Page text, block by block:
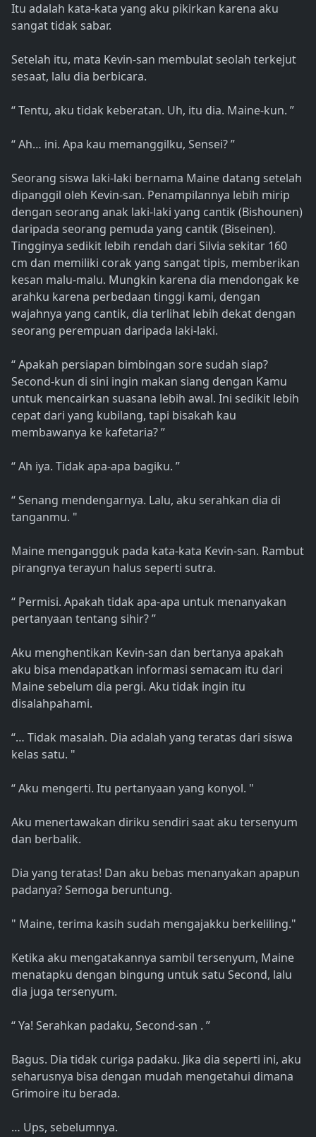
Itu adalah kata-kata yang aku pikirkan karena aku
sangat tidak sabar.
Setelah itu, mata Kevin-san membulat seolah terkejut
sesaat, lalu dia berbicara.
“ Tentu, aku tidak keberatan. Uh, itu dia. Maine-kun. ”
“ Ah… ini. Apa kau memanggilku, Sensei? ”
Seorang siswa laki-laki bernama Maine datang setelah
dipanggil oleh Kevin-san. Penampilannya lebih mirip
dengan seorang anak laki-laki yang cantik (Bishounen)
daripada seorang pemuda yang cantik (Biseinen).
Tingginya sedikit lebih rendah dari Silvia sekitar 160
cm dan memiliki corak yang sangat tipis, memberikan
kesan malu-malu. Mungkin karena dia mendongak ke
arahku karena perbedaan tinggi kami, dengan
wajahnya yang cantik, dia terlihat lebih dekat dengan
seorang perempuan daripada laki-laki.
“ Apakah persiapan bimbingan sore sudah siap?
Second-kun di sini ingin makan siang dengan Kamu
untuk mencairkan suasana lebih awal. Ini sedikit lebih
cepat dari yang kubilang, tapi bisakah kau
membawanya ke kafetaria? ”
“ Ah iya. Tidak apa-apa bagiku. ”
“ Senang mendengarnya. Lalu, aku serahkan dia di
tanganmu. "
Maine mengangguk pada kata-kata Kevin-san. Rambut
pirangnya terayun halus seperti sutra.
“ Permisi. Apakah tidak apa-apa untuk menanyakan
pertanyaan tentang sihir? ”
Aku menghentikan Kevin-san dan bertanya apakah
aku bisa mendapatkan informasi semacam itu dari
Maine sebelum dia pergi. Aku tidak ingin itu
disalahpahami.
“… Tidak masalah. Dia adalah yang teratas dari siswa
kelas satu. "
“ Aku mengerti. Itu pertanyaan yang konyol. "
Aku menertawakan diriku sendiri saat aku tersenyum
dan berbalik.
Dia yang teratas! Dan aku bebas menanyakan apapun
padanya? Semoga beruntung.
" Maine, terima kasih sudah mengajakku berkeliling."
Ketika aku mengatakannya sambil tersenyum, Maine
menatapku dengan bingung untuk satu Second, lalu
dia juga tersenyum.
“ Ya! Serahkan padaku, Second-san . ”
Bagus. Dia tidak curiga padaku. Jika dia seperti ini, aku
seharusnya bisa dengan mudah mengetahui dimana
Grimoire itu berada.
… Ups, sebelumnya.